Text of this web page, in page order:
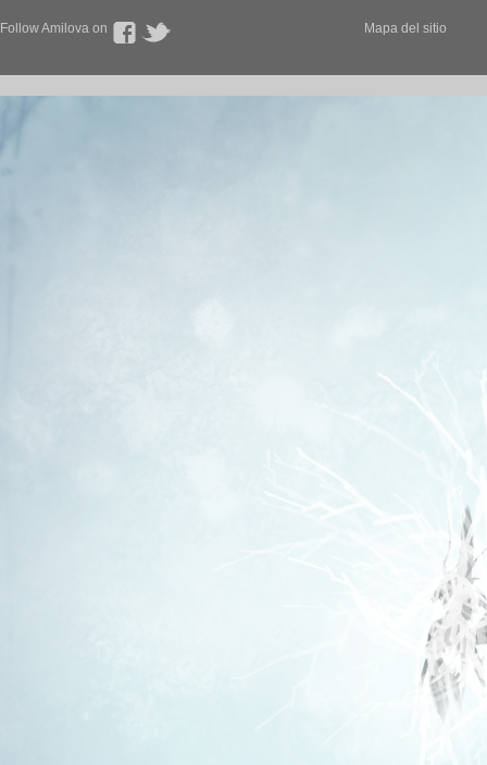
Follow Amilova on Mapa del sitio